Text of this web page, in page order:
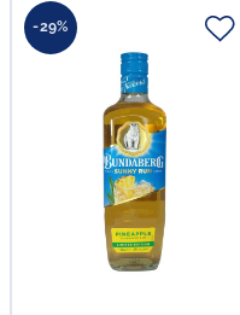
-29%